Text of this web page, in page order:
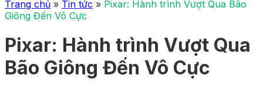
Trang chủ » Tin tức » Pixar: Hành trình Vượt Qua Bão
Giông Đến Vô Cực
Pixar: Hành trình Vượt Qua
Bão Giông Đến Vô Cực